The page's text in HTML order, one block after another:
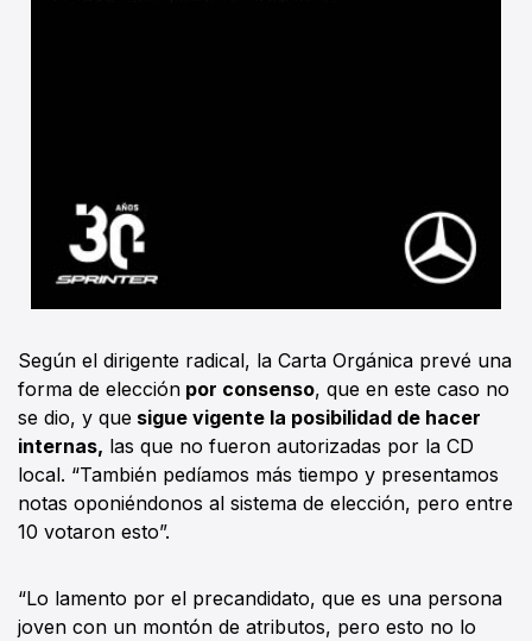
Según el dirigente radical, la Carta Orgánica prevé una
forma de elección por consenso, que en este caso no
se dio, y que sigue vigente la posibilidad de hacer
internas, las que no fueron autorizadas por la CD
local. “También pedíamos más tiempo y presentamos
notas oponiéndonos al sistema de elección, pero entre
10 votaron esto”.
“Lo lamento por el precandidato, que es una persona
joven con un montón de atributos, pero esto no lo